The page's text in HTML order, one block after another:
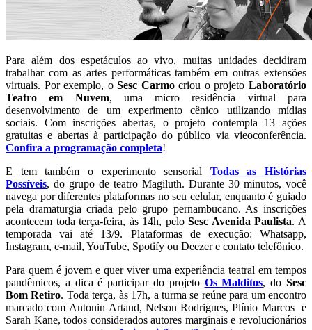
Para além dos espetáculos ao vivo, muitas unidades decidiram
trabalhar com as artes performáticas também em outras extensões
virtuais. Por exemplo, oSesc Carmocriou o projetoLaboratório
Teatro em Nuvem, uma micro residência virtual para
desenvolvimento de um experimento cênico utilizando mídias
sociais. Com inscrições abertas, o projeto contempla 13 ações
gratuitas e abertas à participação do público via vieoconferência.
Confira a programação completa!
E tem também o experimento sensorial Todas as Histórias
Possíveis, do grupo de teatro Magiluth. Durante 30 minutos, você
navega por diferentes plataformas no seu celular, enquanto é guiado
pela dramaturgia criada pelo grupo pernambucano. As inscrições
acontecem toda terça-feira, às 14h, peloSesc Avenida Paulista. A
temporada vai até 13/9. Plataformas de execução: Whatsapp,
Instagram, e-mail, YouTube, Spotify ou Deezer e contato telefônico.
Para quem é jovem e quer viver uma experiência teatral em tempos
pandêmicos, a dica é participar do projeto Os Malditos, doSesc
Bom Retiro. Toda terça, às 17h, a turma se reúne para um encontro
marcado com Antonin Artaud, Nelson Rodrigues, Plínio Marcos e
Sarah Kane, todos considerados autores marginais e revolucionários